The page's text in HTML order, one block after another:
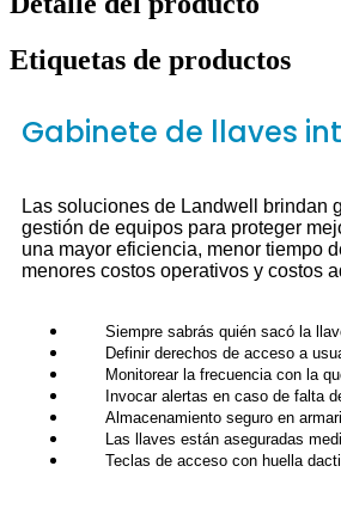
Etiquetas de productos
Gabinete de llaves
Las soluciones de Landwell brindan
gestión de equipos para proteger
una mayor eficiencia, menor tiempo
menores costos operativos y costos
Siempre sabrás quién sacó la
Definir derechos de acceso a
Monitorear la frecuencia con la
Invocar alertas en caso de falta
Almacenamiento seguro en
Las llaves están aseguradas
Teclas de acceso con huella